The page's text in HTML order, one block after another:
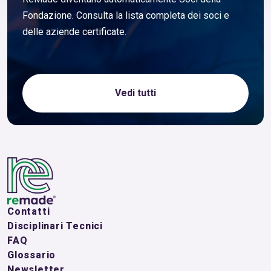
Fondazione. Consulta la lista completa dei soci e
delle aziende certificate.
Vedi tutti
Contatti
Disciplinari Tecnici
FAQ
Glossario